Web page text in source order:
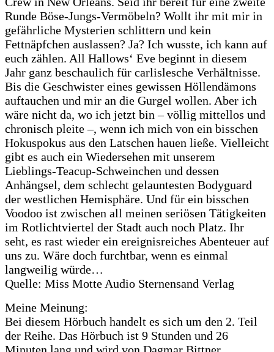
Runde Böse-Jungs-Vermöbeln? Wollt ihr mit mir in
gefährliche Mysterien schlittern und kein
Fettnäpfchen auslassen? Ja? Ich wusste, ich kann auf
euch zählen. All Hallows‘ Eve beginnt in diesem
Jahr ganz beschaulich für carlislesche Verhältnisse.
Bis die Geschwister eines gewissen Höllendämons
auftauchen und mir an die Gurgel wollen. Aber ich
wäre nicht da, wo ich jetzt bin – völlig mittellos und
chronisch pleite –, wenn ich mich von ein bisschen
Hokuspokus aus den Latschen hauen ließe. Vielleicht
gibt es auch ein Wiedersehen mit unserem
Lieblings-Teacup-Schweinchen und dessen
Anhängsel, dem schlecht gelauntesten Bodyguard
der westlichen Hemisphäre. Und für ein bisschen
Voodoo ist zwischen all meinen seriösen Tätigkeiten
im Rotlichtviertel der Stadt auch noch Platz. Ihr
seht, es rast wieder ein ereignisreiches Abenteuer auf
uns zu. Wäre doch furchtbar, wenn es einmal
langweilig würde…
Quelle: Miss Motte Audio Sternensand Verlag
Meine Meinung:
Bei diesem Hörbuch handelt es sich um den 2. Teil
der Reihe. Das Hörbuch ist 9 Stunden und 26